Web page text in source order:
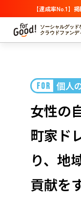
【達成率No.1】
ソーシャルグッド
クラウドファンデ
プロジェクト
カテゴリーか
注目 新着
支援人数が多い
カテゴリーから
国際協力 医療
環境・エシカル
社会貢献
地域からさがす
FOR 個人
女性の
町家ド
り、地
貢献を